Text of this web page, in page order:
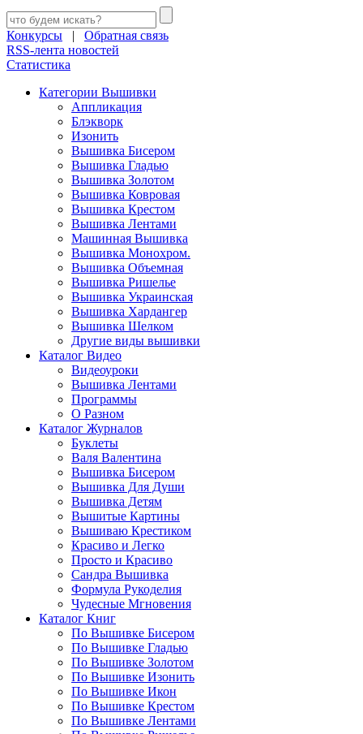
Конкурсы | Обратная связь
RSS-лента новостей
Статистика
Категории Вышивки
Аппликация
Блэкворк
Изонить
Вышивка Бисером
Вышивка Гладью
Вышивка Золотом
Вышивка Ковровая
Вышивка Крестом
Вышивка Лентами
Машинная Вышивка
Вышивка Монохром.
Вышивка Объемная
Вышивка Ришелье
Вышивка Украинская
Вышивка Хардангер
Вышивка Шелком
Другие виды вышивки
Каталог Видео
Видеоуроки
Вышивка Лентами
Программы
О Разном
Каталог Журналов
Буклеты
Валя Валентина
Вышивка Бисером
Вышивка Для Души
Вышивка Детям
Вышитые Картины
Вышиваю Крестиком
Красиво и Легко
Просто и Красиво
Сандра Вышивка
Формула Рукоделия
Чудесные Мгновения
Каталог Книг
По Вышивке Бисером
По Вышивке Гладью
По Вышивке Золотом
По Вышивке Изонить
По Вышивке Икон
По Вышивке Крестом
По Вышивке Лентами